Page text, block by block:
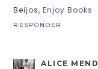
Beijos,Enjoy Books
RESPONDER
ALICE